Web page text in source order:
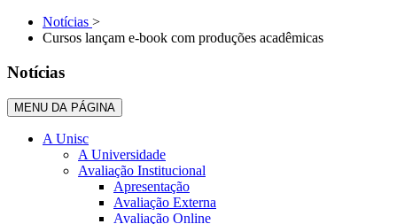
Notícias >
Cursos lançam e-book com produções acadêmicas
Notícias
MENU DA PÁGINA
A Unisc
A Universidade
Avaliação Institucional
Apresentação
Avaliação Externa
Avaliação Online